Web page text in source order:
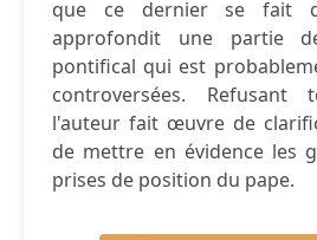
que ce dernier se fait
approfondit une partie
pontifical qui est
controversées. Refusant
l'auteur fait œuvre de
de mettre en évidence les
prises de position du pape.